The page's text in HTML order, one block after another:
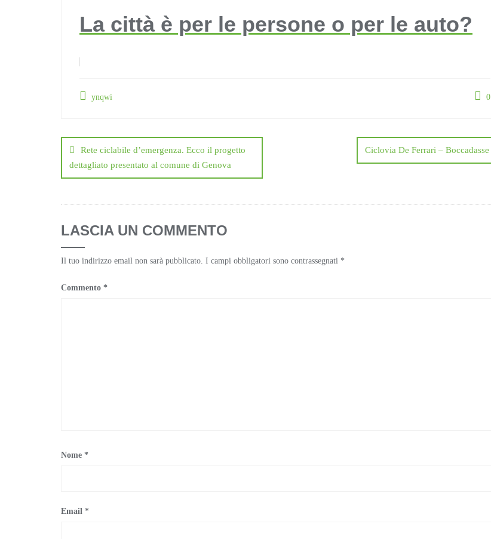
La città è per le persone o per le auto?
ynqwi 0
articoli
Rete ciclabile d’emergenza. Ecco il progetto
dettagliato presentato al comune di Genova
Ciclovia De Ferrari – Boccadasse
LASCIA UN COMMENTO
Il tuo indirizzo email non sarà pubblicato. I campi obbligatori sono contrassegnati *
Commento *
Nome *
Email *